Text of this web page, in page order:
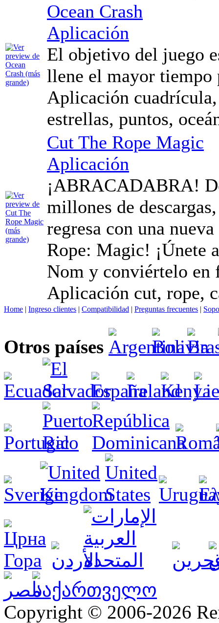
Ocean Crash
Aplicación
El objetivo del juego
llene el mayor tiempo
Aplicación
estrellas, puntos,
Cut The Rope Magic
Aplicación
¡ABRACADABRA!
millones de
regresa con una
Rope: Magic! ¡Únete
Nom y conviértelo en
Aplicación cut, rope,
Home | Ingreso clientes | Compatibilidad | Preguntas frecuentes |
Otros países
Copyright © 2006-2026